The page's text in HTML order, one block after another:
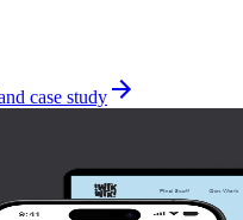
case study